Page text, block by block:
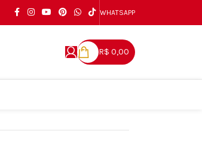
WHATSAPP
R$ 0,00